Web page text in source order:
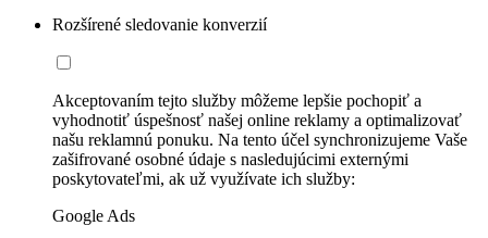
Rozšírené sledovanie konverzií
Akceptovaním tejto služby môžeme lepšie pochopiť a
vyhodnotiť úspešnosť našej online reklamy a optimalizovať
našu reklamnú ponuku. Na tento účel synchronizujeme Vaše
zašifrované osobné údaje s nasledujúcimi externými
poskytovateľmi, ak už využívate ich služby:
Google Ads